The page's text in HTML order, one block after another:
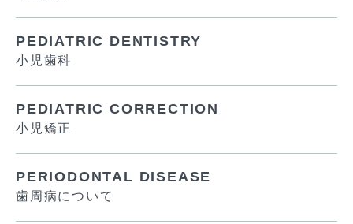
PEDIATRIC DENTISTRY
小児歯科
PEDIATRIC CORRECTION
小児矯正
PERIODONTAL DISEASE
歯周病について